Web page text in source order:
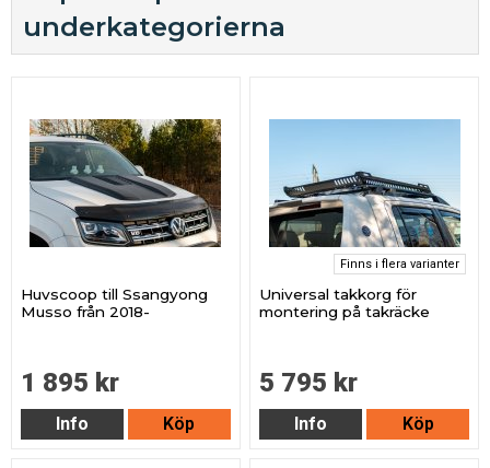
underkategorierna
Huvscoop till Ssangyong
Musso från 2018-
1 895 kr
Info Köp
Finns i flera varianter
Universal takkorg för
montering på takräcke
5 795 kr
Info Köp